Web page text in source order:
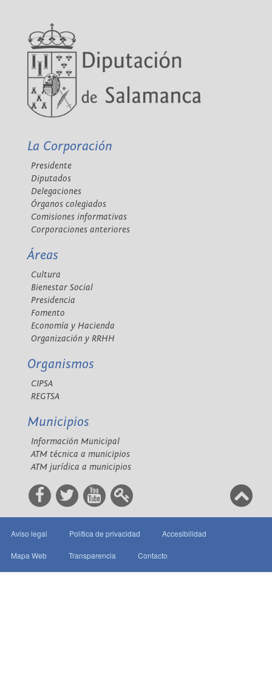
La Corporación
Presidente
Diputados
Delegaciones
Órganos colegiados
Comisiones informativas
Corporaciones anteriores
Áreas
Cultura
Bienestar Social
Presidencia
Fomento
Economía y Hacienda
Organización y RRHH
Organismos
CIPSA
REGTSA
Municipios
Información Municipal
ATM técnica a municipios
ATM jurídica a municipios
Aviso legal Política de privacidad Accesibilidad
Mapa Web Transparencia Contacto